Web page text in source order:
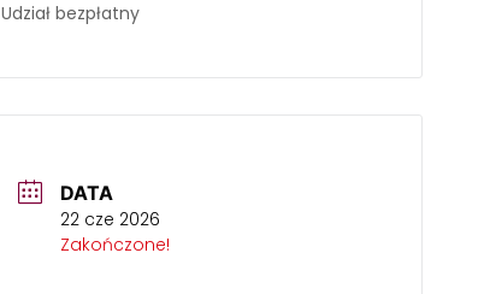
DATA
22 cze 2026
Zakończone!
Udział bezpłatny